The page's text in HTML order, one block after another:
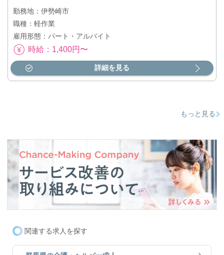
勤務地：伊勢崎市
職種：軽作業
雇用形態：パート・アルバイト
時給：1,400円〜
詳細を見る
もっと見る
関連する求人を探す